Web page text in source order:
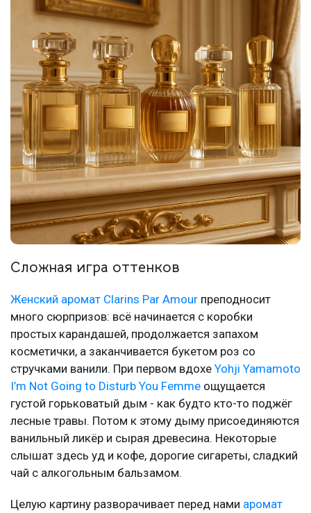
Сложная игра оттенков
Женский аромат Clarins Par Amour преподносит
много сюрпризов: всё начинается с коробки
простых карандашей, продолжается запахом
косметички, а заканчивается букетом роз со
стручками ванили. При первом вдохе Yohji Yamamoto
I’m Not Going to Disturb You Femme ощущается
густой горьковатый дым - как будто кто-то поджёг
лесные травы. Потом к этому дыму присоединяются
ванильный ликёр и сырая древесина. Некоторые
слышат здесь уд и кофе, дорогие сигареты, сладкий
чай с алкогольным бальзамом.
Целую картину разворачивает перед нами аромат